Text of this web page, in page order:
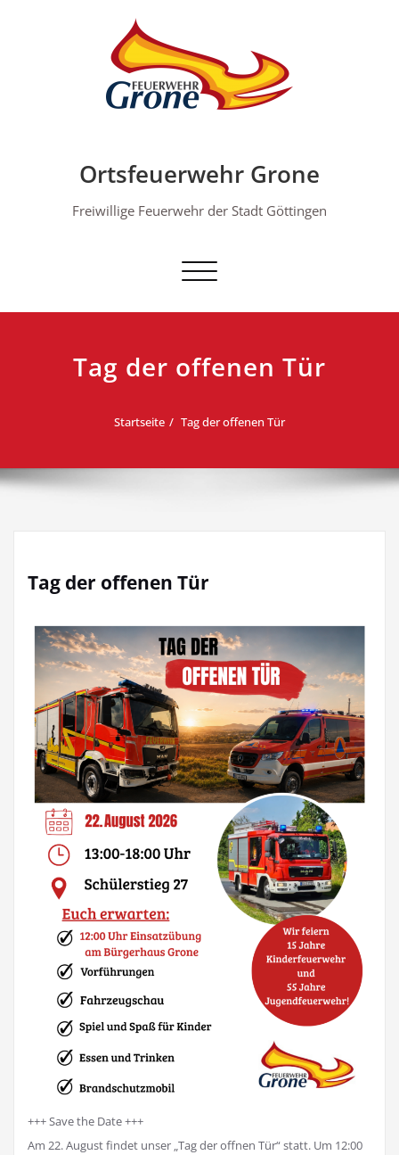
Ortsfeuerwehr Grone
Freiwillige Feuerwehr der Stadt Göttingen
Schalte Navigation
Tag der offenen Tür
Startseite Tag der offenen Tür
Tag der offenen Tür
+++ Save the Date +++
Am 22. August findet unser „Tag der offnen Tür“ statt. Um 12:00